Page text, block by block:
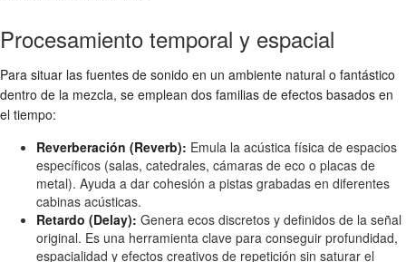
Procesamiento temporal y espacial
Para situar las fuentes de sonido en un ambiente natural o fantástico
dentro de la mezcla, se emplean dos familias de efectos basados en
el tiempo:
Reverberación (Reverb): Emula la acústica física de espacios
específicos (salas, catedrales, cámaras de eco o placas de
metal). Ayuda a dar cohesión a pistas grabadas en diferentes
cabinas acústicas.
Retardo (Delay): Genera ecos discretos y definidos de la señal
original. Es una herramienta clave para conseguir profundidad,
espacialidad y efectos creativos de repetición sin saturar el